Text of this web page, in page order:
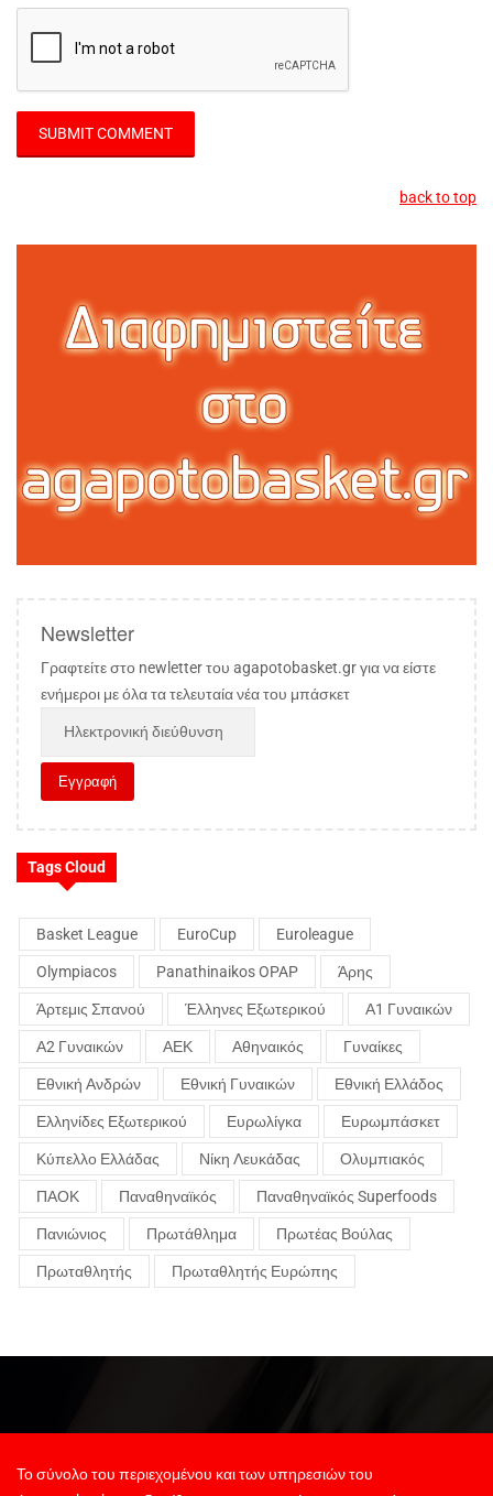
back to top
Newsletter
Γραφτείτε στο newletter του agapotobasket.gr για να είστε
ενήμεροι με όλα τα τελευταία νέα του μπάσκετ
Tags Cloud
Basket League EuroCup Euroleague
Olympiacos Panathinaikos OPAP Άρης
Άρτεμις Σπανού Έλληνες Εξωτερικού Α1 Γυναικών
Α2 Γυναικών ΑΕΚ Αθηναικός Γυναίκες
Εθνική Ανδρών Εθνική Γυναικών Εθνική Ελλάδος
Ελληνίδες Εξωτερικού Ευρωλίγκα Ευρωμπάσκετ
Κύπελλο Ελλάδας Νίκη Λευκάδας Ολυμπιακός
ΠΑΟΚ Παναθηναϊκός Παναθηναϊκός Superfoods
Πανιώνιος Πρωτάθλημα Πρωτέας Βούλας
Πρωταθλητής Πρωταθλητής Ευρώπης
Το σύνολο του περιεχομένου και των υπηρεσιών του